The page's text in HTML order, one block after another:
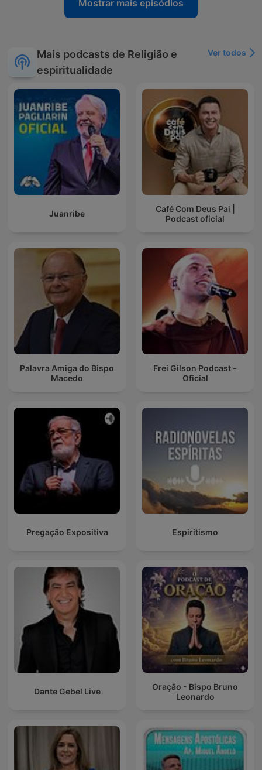
Mostrar mais episódios
Mais podcasts de Religião e
espiritualidade
Ver todos
Juanribe
Café Com Deus Pai |
Podcast oficial
Palavra Amiga do Bispo
Macedo
Frei Gilson Podcast -
Oficial
Pregação Expositiva Espiritismo
Dante Gebel Live
Oração - Bispo Bruno
Leonardo